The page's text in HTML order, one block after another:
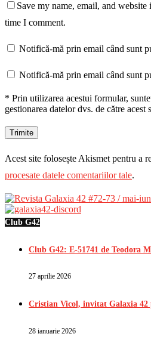
Save my name, email, and
time I comment.
Notifică-mă prin email când sunt
Notifică-mă prin email când sunt
* Prin utilizarea acestui formular,
gestionarea datelor dvs. de către acest
Acest site folosește Akismet pentru a
procesate datele comentariilor tale.
Club G42
Club G42: E-51741 de Teodora
27 aprilie 2026
Cristian Vicol, invitat Galaxia 42
28 ianuarie 2026